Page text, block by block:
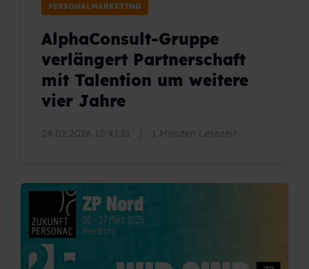
PERSONALMARKETING
AlphaConsult-Gruppe
verlängert Partnerschaft
mit Talention um weitere
vier Jahre